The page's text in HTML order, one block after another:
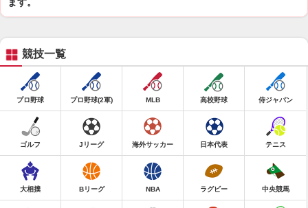
競技一覧
プロ野球 プロ野球(2軍) MLB 高校野球 侍ジャパン
ゴルフ Jリーグ 海外サッカー 日本代表 テニス
大相撲 Bリーグ NBA ラグビー 中央競馬